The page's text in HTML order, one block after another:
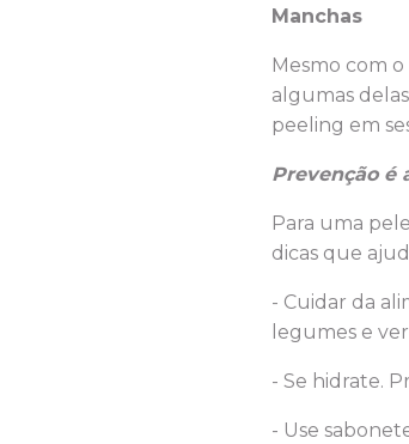
Manchas
Mesmo com
algumas
peeling em
Prevenção é
Para uma
dicas que
- Cuidar da
legumes e
- Se hidrate.
- Use